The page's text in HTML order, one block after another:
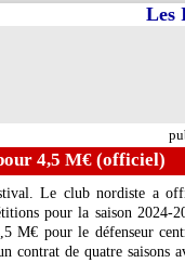
Les
4,5 M€ (officiel)
Le club nordiste a
pour la saison 2024-
M€ pour le défenseur
de quatre saisons